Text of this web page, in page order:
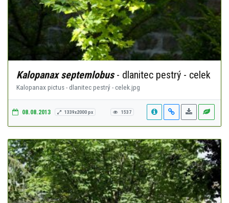
Kalopanax septemlobus- dlanitec pestrý - celek
Kalopanax pictus - dlanitec pestrý - celek.jpg
08.08.2013 1339x2000 px 1537